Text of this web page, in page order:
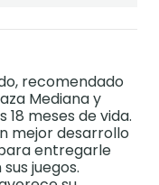
recomendado
Mediana y
18 meses de vida.
mejor desarrollo
entregarle
juegos.